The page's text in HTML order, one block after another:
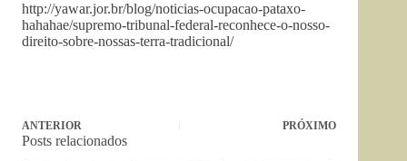
http://yawar.jor.br/blog/noticias-ocupacao-pataxo-
hahahae/supremo-tribunal-federal-reconhece-o-nosso-
direito-sobre-nossas-terra-tradicional/
ANTERIOR PRÓXIMO
Posts relacionados